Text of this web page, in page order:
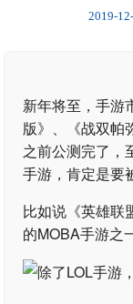
2019-
新年将至，手游
版》、《战双帕
之前公测完了，
手游，肯定是要
比如说《英雄联
的MOBA手游之